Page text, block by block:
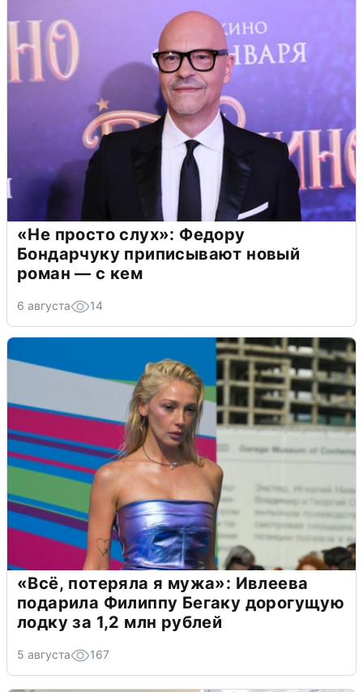
«Не просто слух»: Федору
Бондарчуку приписывают новый
роман — с кем
6 августа 14
«Всё, потеряла я мужа»: Ивлеева
подарила Филиппу Бегаку дорогущую
лодку за 1,2 млн рублей
5 августа 167